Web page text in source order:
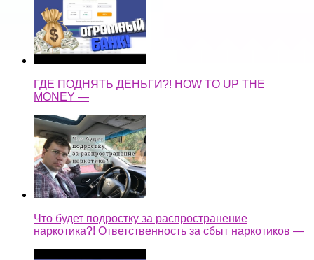
ГДЕ ПОДНЯТЬ ДЕНЬГИ?! HOW TO UP THE
MONEY —
Что будет подростку за распространение
наркотика?! Ответственность за сбыт наркотиков —